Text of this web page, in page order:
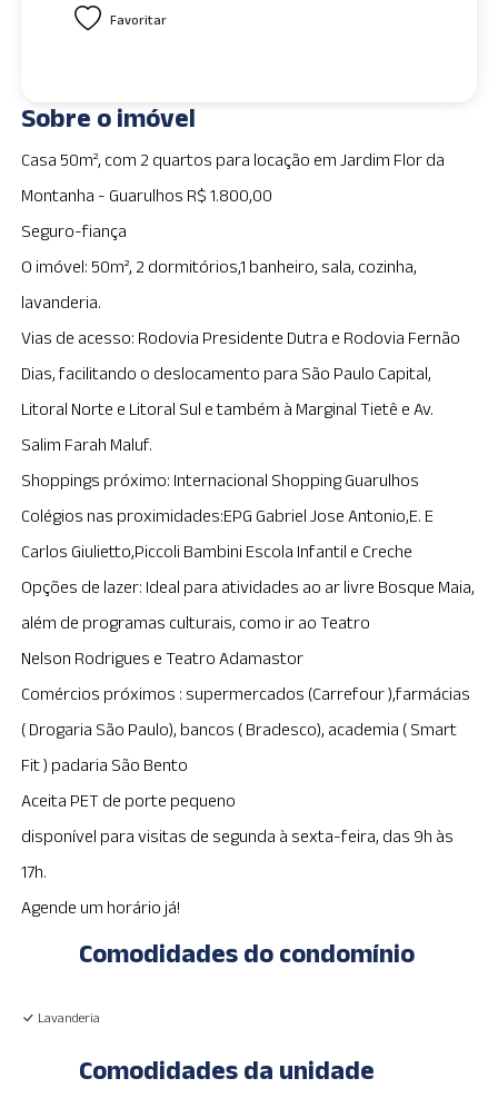
Favoritar
Sobre o imóvel
Casa 50m², com 2 quartos para locação em Jardim Flor da
Montanha - Guarulhos R$ 1.800,00
Seguro-fiança
O imóvel: 50m², 2 dormitórios,1 banheiro, sala, cozinha,
lavanderia.
Vias de acesso: Rodovia Presidente Dutra e Rodovia Fernão
Dias, facilitando o deslocamento para São Paulo Capital,
Litoral Norte e Litoral Sul e também à Marginal Tietê e Av.
Salim Farah Maluf.
Shoppings próximo: Internacional Shopping Guarulhos
Colégios nas proximidades:EPG Gabriel Jose Antonio,E. E
Carlos Giulietto,Piccoli Bambini Escola Infantil e Creche
Opções de lazer: Ideal para atividades ao ar livre Bosque Maia,
além de programas culturais, como ir ao Teatro
Nelson Rodrigues e Teatro Adamastor
Comércios próximos : supermercados (Carrefour ),farmácias
( Drogaria São Paulo), bancos ( Bradesco), academia ( Smart
Fit ) padaria São Bento
Aceita PET de porte pequeno
disponível para visitas de segunda à sexta-feira, das 9h às
17h.
Agende um horário já!
Comodidades do condomínio
Lavanderia
Comodidades da unidade